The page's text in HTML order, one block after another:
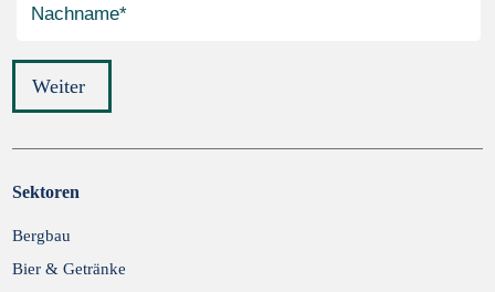
Weiter
Abschicken
Sektoren
Bergbau
Bier & Getränke